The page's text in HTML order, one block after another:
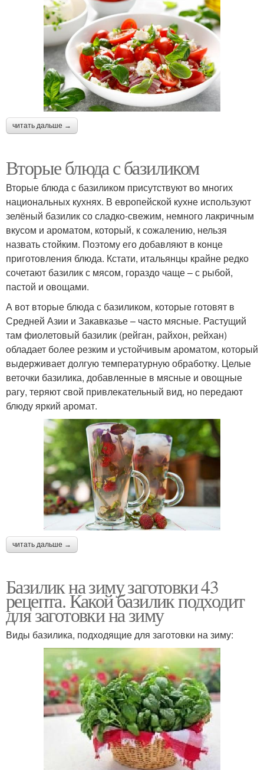
читать дальше →
Вторые блюда с базиликом
Вторые блюда с базиликом присутствуют во многих
национальных кухнях. В европейской кухне используют
зелёный базилик со сладко-свежим, немного лакричным
вкусом и ароматом, который, к сожалению, нельзя
назвать стойким. Поэтому его добавляют в конце
приготовления блюда. Кстати, итальянцы крайне редко
сочетают базилик с мясом, гораздо чаще – с рыбой,
пастой и овощами.
А вот вторые блюда с базиликом, которые готовят в
Средней Азии и Закавказье – часто мясные. Растущий
там фиолетовый базилик (рейган, райхон, рейхан)
обладает более резким и устойчивым ароматом, который
выдерживает долгую температурную обработку. Целые
веточки базилика, добавленные в мясные и овощные
рагу, теряют свой привлекательный вид, но передают
блюду яркий аромат.
читать дальше →
Базилик на зиму заготовки 43
рецепта. Какой базилик подходит
для заготовки на зиму
Виды базилика, подходящие для заготовки на зиму: